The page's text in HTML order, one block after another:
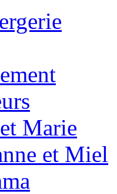
Marie
et Miel